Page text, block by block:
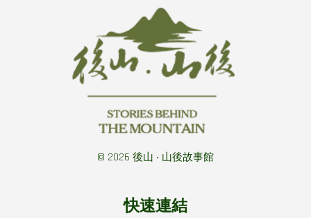
© 2026 後山 ‧ 山後故事館
快速連結